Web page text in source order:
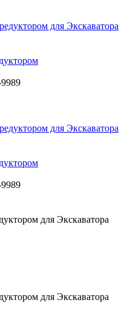
для Экскаватора
для Экскаватора